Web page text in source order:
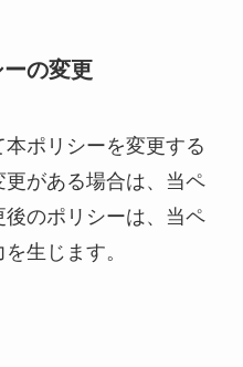
の変更
ポリシーを変更する
がある場合は、当ペ
のポリシーは、当ペ
生じます。